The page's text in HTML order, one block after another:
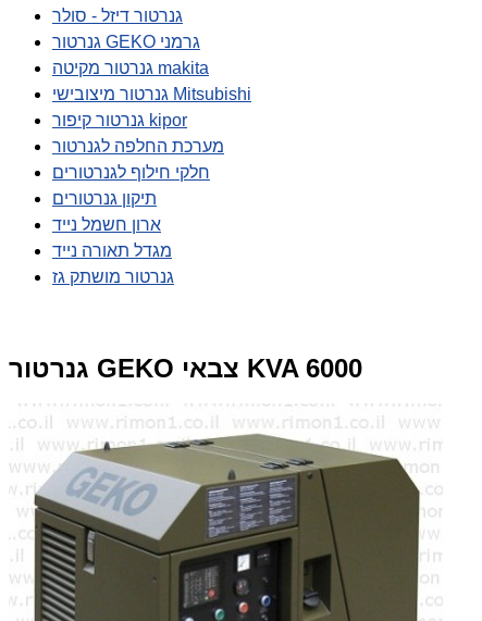
גנרטור דיזל - סולר
גנרטור GEKO גרמני
גנרטור מקיטה makita
גנרטור מיצובישי Mitsubishi
גנרטור קיפור kipor
מערכת החלפה לגנרטור
חלקי חילוף לגנרטורים
תיקון גנרטורים
ארון חשמל נייד
מגדל תאורה נייד
גנרטור מושתק גז
גנרטור GEKO צבאי KVA 6000